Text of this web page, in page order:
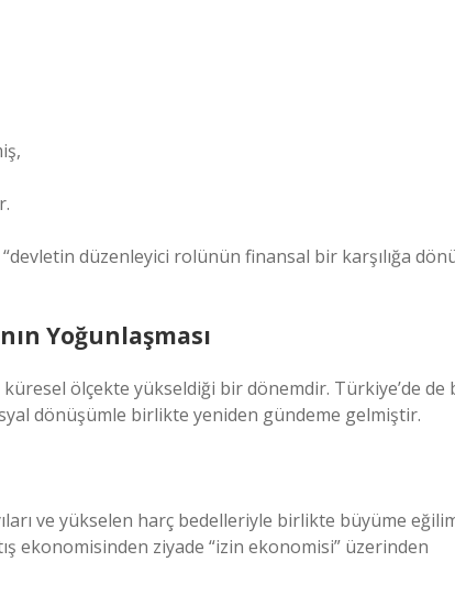
düzenleyici rolünün finansal bir karşılığa
Yoğunlaşması
küresel ölçekte yükseldiği bir dönemdir. Türkiye’de de
dönüşümle birlikte yeniden gündeme gelmiştir.
ve yükselen harç bedelleriyle birlikte büyüme
ekonomisinden ziyade “izin ekonomisi” üzerinden